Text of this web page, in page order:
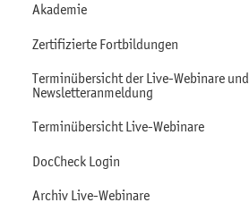
Akademie
Zertifizierte Fortbildungen
Terminübersicht der Live-Webinare und
Newsletteranmeldung
Terminübersicht Live-Webinare
DocCheck Login
Archiv Live-Webinare